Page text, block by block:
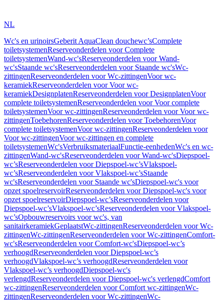
NL
Wc's en urinoirsGeberit AquaClean douchewc’sComplete
toiletsystemenReserveonderdelen voor Complete
toiletsystemenWand-wc'sReserveonderdelen voor Wand-
wc'sStaande wc'sReserveonderdelen voor Staande wc'sWc-
zittingenReserveonderdelen voor Wc-zittingenVoor wc-
keramiekReserveonderdelen voor Voor wc-
keramiekDesignplatenReserveonderdelen voor DesignplatenVoor
complete toiletsystemenReserveonderdelen voor Voor complete
toiletsystemenVoor wc-zittingenReserveonderdelen voor Voor wc-
zittingenToebehorenReserveonderdelen voor ToebehorenVoor
complete toiletsystemenVoor wc-zittingenReserveonderdelen voor
Voor wc-zittingenVoor wc-zittingen en complete
toiletsystemenWc'sVerbruiksmateriaalFunctie-eenhedenWc's en wc-
zittingenWand-wc'sReserveonderdelen voor Wand-wc'sDiepspoel-
wc’sReserveonderdelen voor Diepspoel-wc’sVlakspoel-
wc’sReserveonderdelen voor Vlakspoel-wc’sStaande
wc'sReserveonderdelen voor Staande wc'sDiepspoel-wc's voor
opzet spoelreservoirReserveonderdelen voor Diepspoel-wc's voor
opzet spoelreservoirDiepspoel-wc’sReserveonderdelen voor
Diepspoel-wc’sVlakspoel-wc’sReserveonderdelen voor Vlakspoel-
wc’sOpbouwreservoirs voor wc's, van
sanitairkeramiekGeplaatstWc-zittingenReserveonderdelen voor Wc-
zittingenWc-zittingenReserveonderdelen voor Wc-zittingenComfort-
wc'sReserveonderdelen voor Comfort-wc'sDiepspoel-wc’s
verhoogdReserveonderdelen voor Diepspoel-wc’s
verhoogdVlakspoel-wc’s verhoogdReserveonderdelen voor
Vlakspoel-wc’s verhoogdDiepspoel-wc's
verlengdReserveonderdelen voor Diepspoel-wc's verlengdComfort
wc-zittingenReserveonderdelen voor Comfort wc-zittingenWc-
zittingenReserveonderdelen voor Wc-zittingenWc-